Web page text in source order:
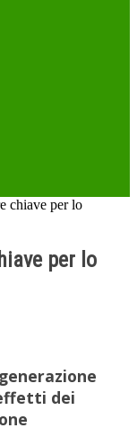
chiave per lo
per lo
dei